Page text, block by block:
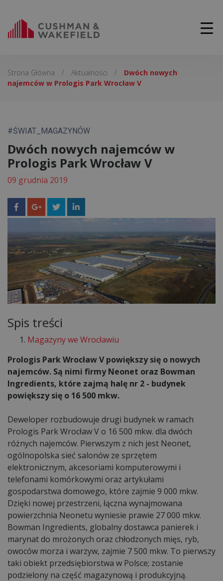
Strona Główna / Aktualności /
Dwóch nowych
najemców w Prologis Park Wrocław V
#ŚWIAT_MAGAZYNÓW
Dwóch nowych najemców w
Prologis Park Wrocław V
09 grudnia 2019
Spis treści
Magazyny we Wrocławiu
Prologis Park Wrocław V powiększy się o nowych
najemców. Są nimi firmy Neonet oraz Bowman
Ingredients, które zajmą halę nr 2 - budynek
powiększy się o 16 500 mkw.
Deweloper rozbudowuje drugi budynek w ramach
Prologis Park Wrocław V o 16 500 mkw. dla dwóch
różnych najemców. Pierwszym z nich jest Neonet,
ogólnopolska sieć salonów ze sprzętem
elektronicznym, akcesoriami komputerowymi i
telefonami komórkowymi oraz artykułami
gospodarstwa domowego, które zajmie 9 000 mkw.
Dzięki nowej przestrzeni, łączna wynajmowana
powierzchnia Neonetu wyniesie prawie 27 000 mkw.
Bowman Ingredients, globalny dostawca panierek i
marynat do mrożonych oraz chłodzonych mięs, ryb,
owoców morza i warzyw, zajmie 7 500 mkw. To pierwszy
taki obiekt przedsiębiorstwa w Polsce; zostanie
podzielony na część magazynową i produkcyjną.